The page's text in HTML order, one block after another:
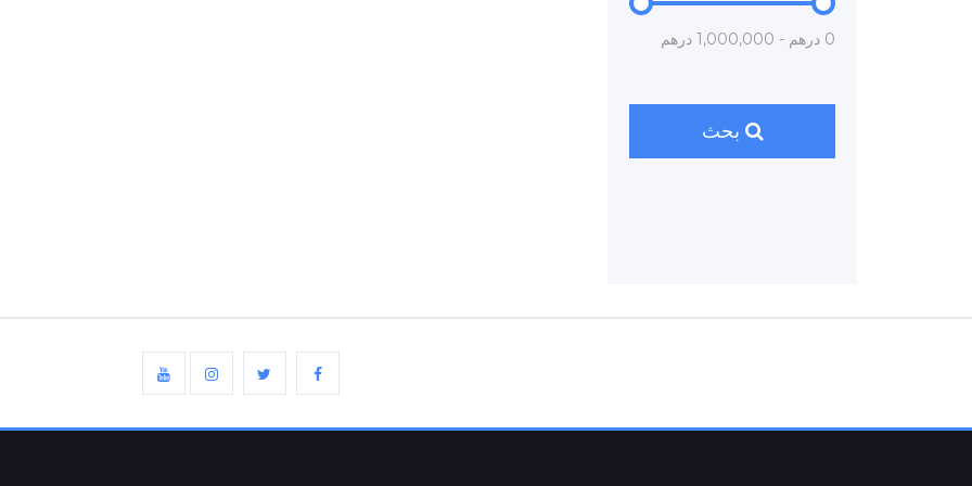
0 درهم - 1,000,000 درهم
بحث